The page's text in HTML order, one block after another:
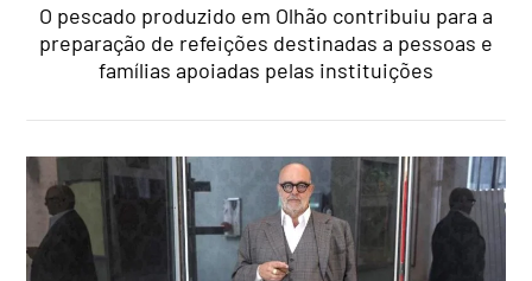
O pescado produzido em Olhão contribuiu para a
preparação de refeições destinadas a pessoas e
famílias apoiadas pelas instituições